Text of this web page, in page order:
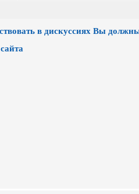
в дискуссиях Вы